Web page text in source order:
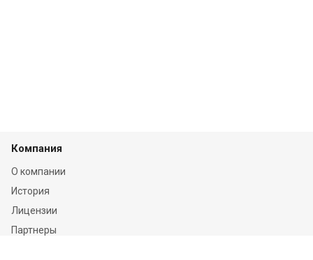
Компания
О компании
История
Лицензии
Партнеры